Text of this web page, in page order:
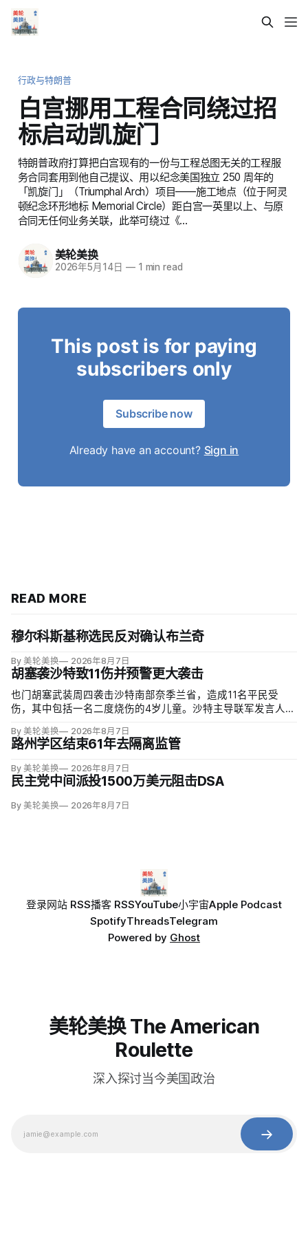
行政与特朗普
白宫挪用工程合同绕过招
标启动凯旋门
特朗普政府打算把白宫现有的一份与工程总图无关的工程服
务合同套用到他自己提议、用以纪念美国独立 250 周年的
「凯旋门」（Triumphal Arch）项目——施工地点（位于阿灵
顿纪念环形地标 Memorial Circle）距白宫一英里以上、与原
合同无任何业务关联，此举可绕过《…
美轮美换
2026年5月14日 —1 min read
This post is for paying
subscribers only
Subscribe now
Already have an account? Sign in
READ MORE
穆尔科斯基称选民反对确认布兰奇
By 美轮美换 2026年8月7日
胡塞袭沙特致11伤并预警更大袭击
也门胡塞武装周四袭击沙特南部奈季兰省，造成11名平民受
伤，其中包括一名二度烧伤的4岁儿童。沙特主导联军发言人图
区；
By 美轮美换 2026年8月7日
路州学区结束61年去隔离监管
By 美轮美换 2026年8月7日
民主党中间派投1500万美元阻击DSA
By 美轮美换 2026年8月7日
登录网站 RSS播客 RSSYouTube小宇宙Apple Podcast
SpotifyThreadsTelegram
Powered by Ghost
美轮美换 The American
Roulette
深入探讨当今美国政治